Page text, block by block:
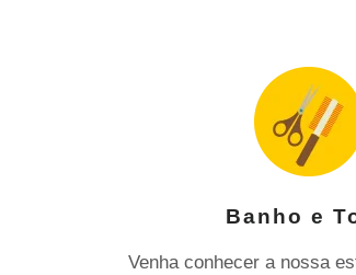
Banho e
Venha conhecer a nossa